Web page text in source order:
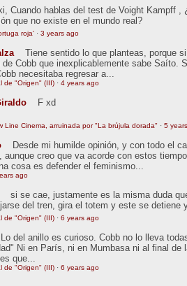
Cuando hablas del test de Voight Kampff
que no existe en el mundo real?
roja' · 3 years ago
Tiene sentido lo que planteas, porque
de Cobb que inexplicablemente sabe Saíto.
necesitaba regresar a...
de "Origen" (III) · 4 years ago
F xd
Line Cinema, arruinada por "La brújula dorada" · 5
Desde mi humilde opinión, y con todo el
aunque creo que va acorde con estos
cosa es defender el feminismo...
ago
si se cae, justamente es la misma duda
del tren, gira el totem y este se detiene
de "Origen" (III) · 6 years ago
Lo del anillo es curioso. Cobb no lo lleva
Ni en París, ni en Mumbasa ni al final de
que...
de "Origen" (III) · 6 years ago